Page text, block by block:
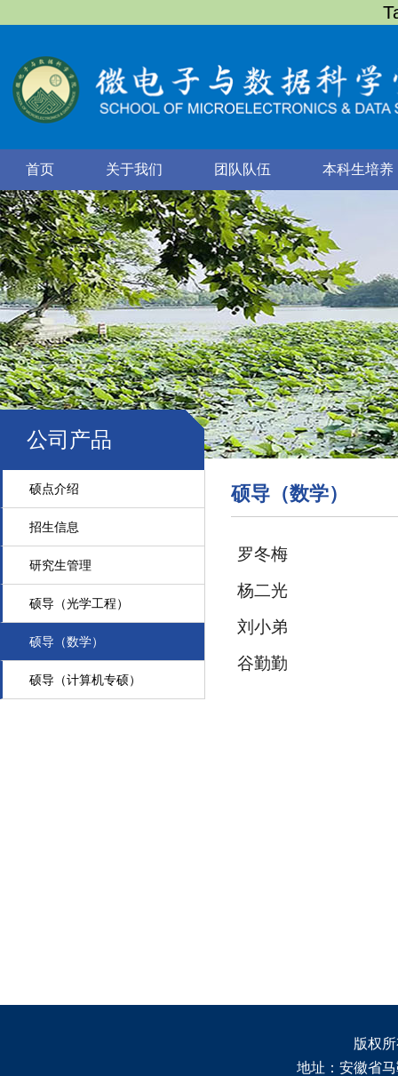
首页 关于我们 团队队伍 本科生培养
公司产品
硕点介绍
招生信息
研究生管理
硕导（光学工程）
硕导（数学）
硕导（计算机专硕）
硕导（数学）
罗冬梅
杨二光
刘小弟
谷勤勤
版权
地址：安徽省